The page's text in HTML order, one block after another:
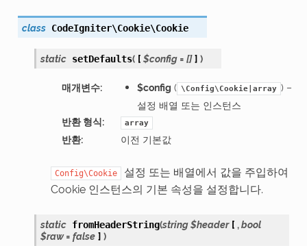
class CodeIgniter\Cookie\Cookie
static setDefaults( [ $config = [] ] )
매개변수: $config ( \Config\Cookie|array ) –
설정 배열 또는 인스턴스
반환 형식: array
반환: 이전 기본값
Config\Cookie
설정 또는 배열에서 값을 주입하여
Cookie 인스턴스의 기본 속성을 설정합니다.
static fromHeaderString(string$header [ ,bool
$raw = false ] )